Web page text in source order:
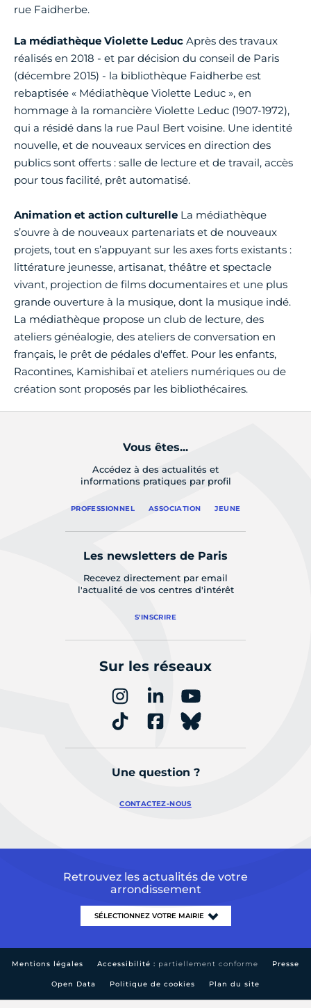
rue Faidherbe.
La médiathèque Violette Leduc Après des travaux
réalisés en 2018 - et par décision du conseil de Paris
(décembre 2015) - la bibliothèque Faidherbe est
rebaptisée « Médiathèque Violette Leduc », en
hommage à la romancière Violette Leduc (1907-1972),
qui a résidé dans la rue Paul Bert voisine. Une identité
nouvelle, et de nouveaux services en direction des
publics sont offerts : salle de lecture et de travail, accès
pour tous facilité, prêt automatisé.
Animation et action culturelle La médiathèque
s’ouvre à de nouveaux partenariats et de nouveaux
projets, tout en s’appuyant sur les axes forts existants :
littérature jeunesse, artisanat, théâtre et spectacle
vivant, projection de films documentaires et une plus
grande ouverture à la musique, dont la musique indé.
La médiathèque propose un club de lecture, des
ateliers généalogie, des ateliers de conversation en
français, le prêt de pédales d'effet. Pour les enfants,
Racontines, Kamishibaï et ateliers numériques ou de
création sont proposés par les bibliothécaires.
Vous êtes...
Accédez à des actualités et
informations pratiques par profil
PROFESSIONNEL ASSOCIATION JEUNE
Les newsletters de Paris
Recevez directement par email
l'actualité de vos centres d'intérêt
S'INSCRIRE
Sur les réseaux
Une question ?
CONTACTEZ-NOUS
Retrouvez les actualités de votre
arrondissement
Mentions légales Accessibilité : partiellement conforme Presse
Open Data Politique de cookies Plan du site